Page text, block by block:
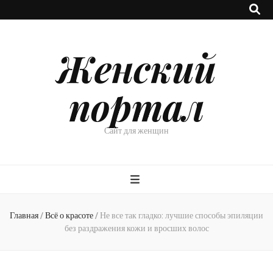
Женский
портал
Сайт для женщин
Главная/Всё о красоте/Не все так гладко: лучшие способы эпиляции
без раздражения кожи и вросших волос